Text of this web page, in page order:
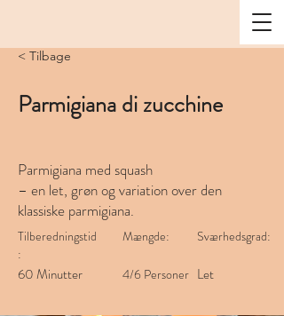
< Tilbage
Parmigiana di zucchine
Tilberedningstid
:
60 Minutter 4/6 Personer Let
Parmigiana med squash
– en let, grøn og variation over den
klassiske parmigiana.
Mængde: Sværhedsgrad: